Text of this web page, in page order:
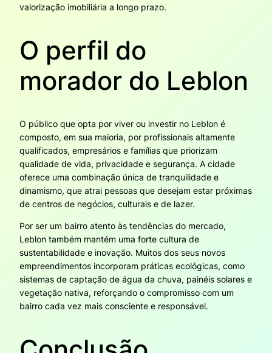
valorização imobiliária a longo prazo.
O perfil do
morador do Leblon
O público que opta por viver ou investir no Leblon é
composto, em sua maioria, por profissionais altamente
qualificados, empresários e famílias que priorizam
qualidade de vida, privacidade e segurança. A cidade
oferece uma combinação única de tranquilidade e
dinamismo, que atrai pessoas que desejam estar próximas
de centros de negócios, culturais e de lazer.
Por ser um bairro atento às tendências do mercado,
Leblon também mantém uma forte cultura de
sustentabilidade e inovação. Muitos dos seus novos
empreendimentos incorporam práticas ecológicas, como
sistemas de captação de água da chuva, painéis solares e
vegetação nativa, reforçando o compromisso com um
bairro cada vez mais consciente e responsável.